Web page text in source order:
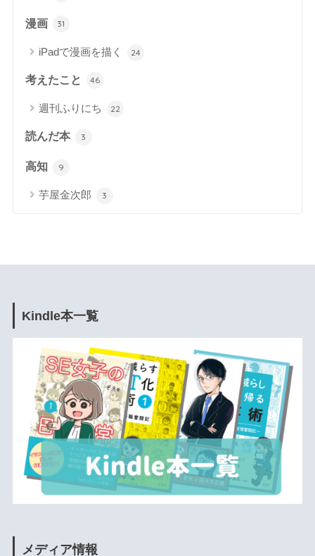
漫画 31
iPadで漫画を描く 24
考えたこと 46
週刊ふりにち 22
読んだ本 3
高知 9
芋屋金次郎 3
Kindle本一覧
メディア情報